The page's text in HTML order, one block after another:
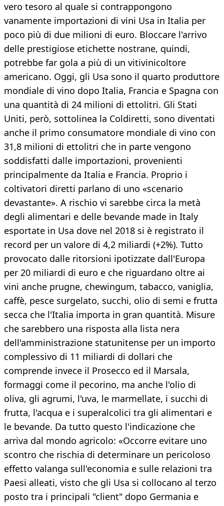
vero tesoro al quale si contrappongono
vanamente importazioni di vini Usa in Italia per
poco più di due milioni di euro. Bloccare l'arrivo
delle prestigiose etichette nostrane, quindi,
potrebbe far gola a più di un vitivinicoltore
americano. Oggi, gli Usa sono il quarto produttore
mondiale di vino dopo Italia, Francia e Spagna con
una quantità di 24 milioni di ettolitri. Gli Stati
Uniti, però, sottolinea la Coldiretti, sono diventati
anche il primo consumatore mondiale di vino con
31,8 milioni di ettolitri che in parte vengono
soddisfatti dalle importazioni, provenienti
principalmente da Italia e Francia. Proprio i
coltivatori diretti parlano di uno «scenario
devastante». A rischio vi sarebbe circa la metà
degli alimentari e delle bevande made in Italy
esportate in Usa dove nel 2018 si è registrato il
record per un valore di 4,2 miliardi (+2%). Tutto
provocato dalle ritorsioni ipotizzate dall'Europa
per 20 miliardi di euro e che riguardano oltre ai
vini anche prugne, chewingum, tabacco, vaniglia,
caffè, pesce surgelato, succhi, olio di semi e frutta
secca che l'Italia importa in gran quantità. Misure
che sarebbero una risposta alla lista nera
dell'amministrazione statunitense per un importo
complessivo di 11 miliardi di dollari che
comprende invece il Prosecco ed il Marsala,
formaggi come il pecorino, ma anche l'olio di
oliva, gli agrumi, l'uva, le marmellate, i succhi di
frutta, l'acqua e i superalcolici tra gli alimentari e
le bevande. Da tutto questo l'indicazione che
arriva dal mondo agricolo: «Occorre evitare uno
scontro che rischia di determinare un pericoloso
effetto valanga sull'economia e sulle relazioni tra
Paesi alleati, visto che gli Usa si collocano al terzo
posto tra i principali "client" dopo Germania e